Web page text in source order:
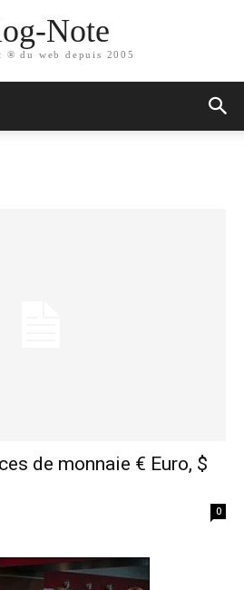
Note
® du web depuis 2005
de monnaie € Euro, $
0